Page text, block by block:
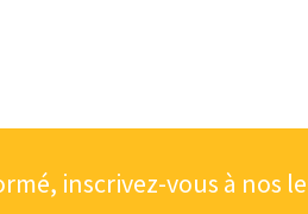
inscrivez-vous à nos